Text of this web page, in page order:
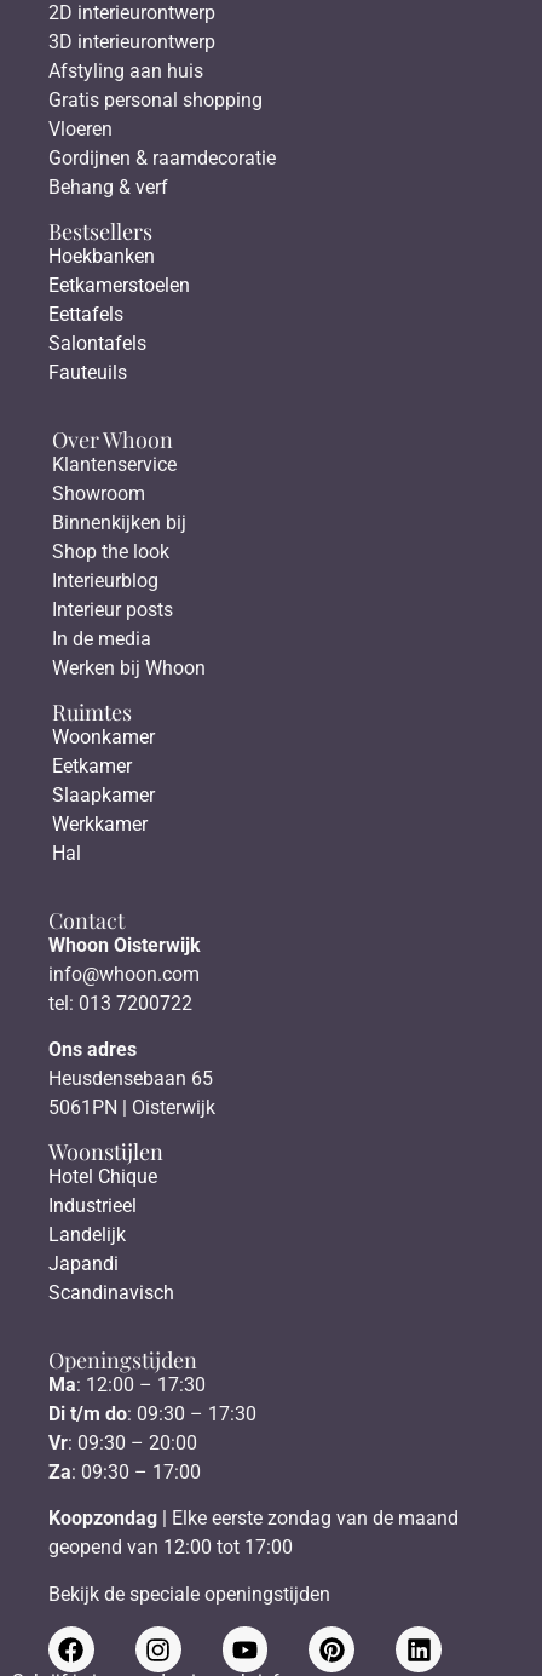
2D interieurontwerp
3D interieurontwerp
Afstyling aan huis
Gratis personal shopping
Vloeren
Gordijnen & raamdecoratie
Behang & verf
Bestsellers
Hoekbanken
Eetkamerstoelen
Eettafels
Salontafels
Fauteuils
Over Whoon
Klantenservice
Showroom
Binnenkijken bij
Shop the look
Interieurblog
Interieur posts
In de media
Werken bij Whoon
Ruimtes
Woonkamer
Eetkamer
Slaapkamer
Werkkamer
Hal
Contact
Whoon Oisterwijk
info@whoon.com
tel: 013 7200722
Ons adres
Heusdensebaan 65
5061PN | Oisterwijk
Woonstijlen
Hotel Chique
Industrieel
Landelijk
Japandi
Scandinavisch
Openingstijden
Ma: 12:00 – 17:30
Di t/m do: 09:30 – 17:30
Vr: 09:30 – 20:00
Za: 09:30 – 17:00
Koopzondag | Elke eerste zondag van de maand
geopend van 12:00 tot 17:00
Bekijk de speciale openingstijden